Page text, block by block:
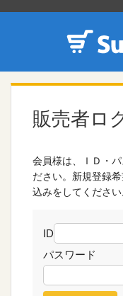
販売者ロ
会員様は、ＩＤ・
ださい。新規登録
込みをしてください
ID
パスワード